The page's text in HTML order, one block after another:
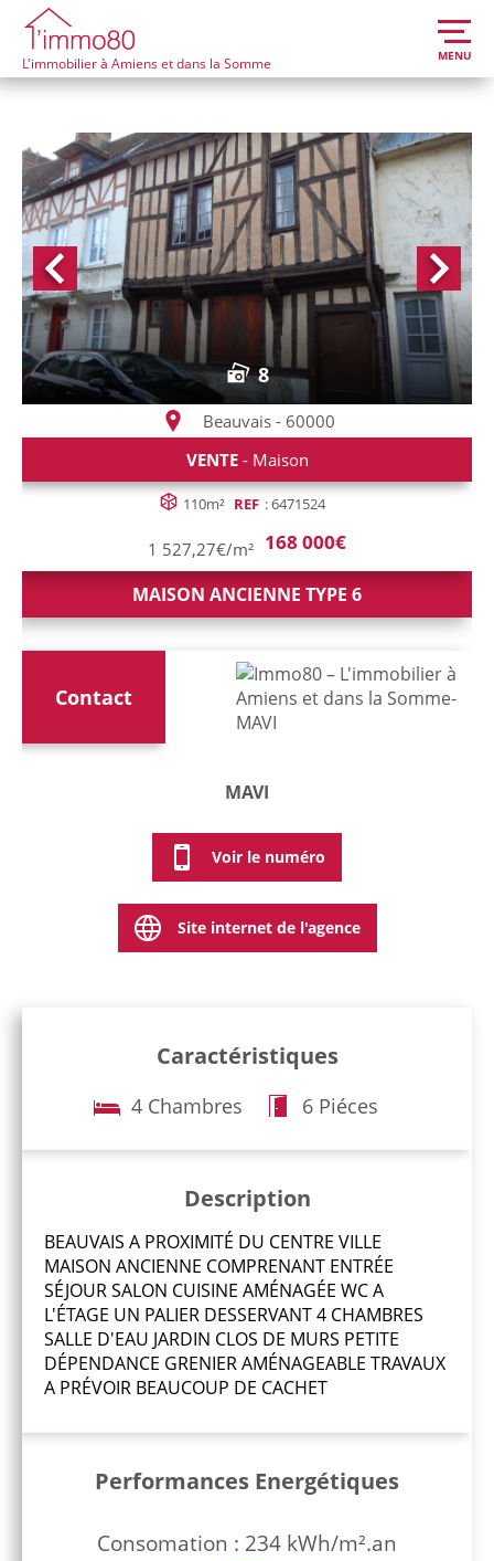
L'immobilier à Amiens et dans la Somme MENU
8
Beauvais - 60000
VENTE- Maison
110m² REF : 6471524
1 527,27€/m² 168 000€
MAISON ANCIENNE TYPE 6
Contact
MAVI
Voir le numéro
Site internet de l'agence
Caractéristiques
4 Chambres 6 Piéces
Description
BEAUVAIS A PROXIMITÉ DU CENTRE VILLE
MAISON ANCIENNE COMPRENANT ENTRÉE
SÉJOUR SALON CUISINE AMÉNAGÉE WC A
L'ÉTAGE UN PALIER DESSERVANT 4 CHAMBRES
SALLE D'EAU JARDIN CLOS DE MURS PETITE
DÉPENDANCE GRENIER AMÉNAGEABLE TRAVAUX
A PRÉVOIR BEAUCOUP DE CACHET
Performances Energétiques
Consomation : 234 kWh/m².an